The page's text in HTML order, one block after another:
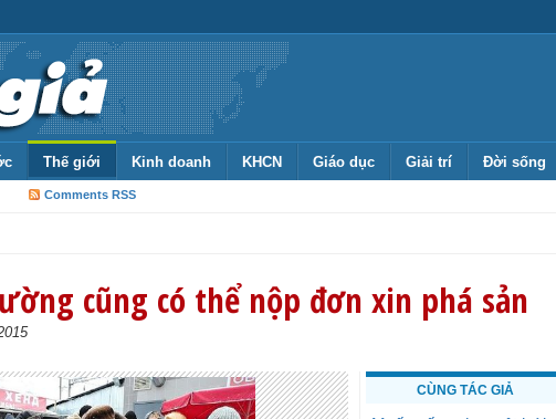
Thế giới Kinh doanh KHCN Giáo dục Giải trí Đời sống
Comments RSS
cũng có thể nộp đơn xin phá sản
CÙNG TÁC GIẢ